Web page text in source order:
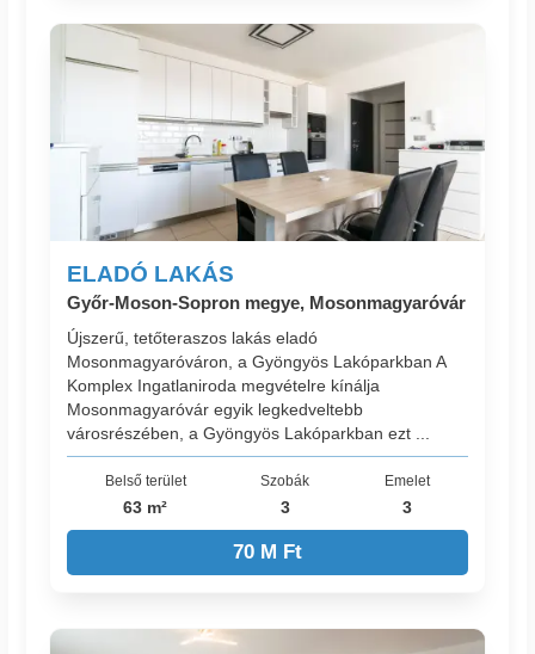
ELADÓ LAKÁS
Győr-Moson-Sopron megye, Mosonmagyaróvár
Újszerű, tetőteraszos lakás eladó
Mosonmagyaróváron, a Gyöngyös Lakóparkban A
Komplex Ingatlaniroda megvételre kínálja
Mosonmagyaróvár egyik legkedveltebb
városrészében, a Gyöngyös Lakóparkban ezt ...
Belső terület
63 m²
Szobák
3
Emelet
3
70 M Ft